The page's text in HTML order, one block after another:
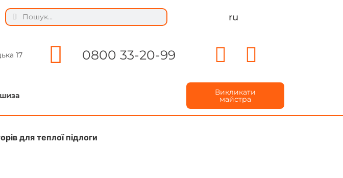
ru
17 0800 33-20-99
Викликати
майстра
для теплої підлоги